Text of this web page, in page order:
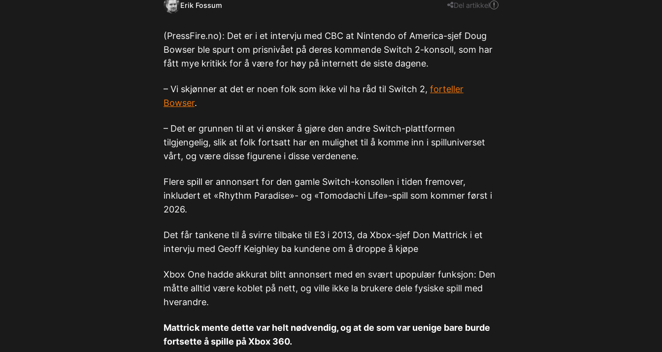
Erik Fossum Del artikkel
(PressFire.no): Det er i et intervju med CBC at Nintendo of America-sjef Doug
Bowser ble spurt om prisnivået på deres kommende Switch 2-konsoll, som har
fått mye kritikk for å være for høy på internett de siste dagene.
– Vi skjønner at det er noen folk som ikke vil ha råd til Switch 2, forteller
Bowser.
– Det er grunnen til at vi ønsker å gjøre den andre Switch-plattformen
tilgjengelig, slik at folk fortsatt har en mulighet til å komme inn i spilluniverset
vårt, og være disse figurene i disse verdenene.
Flere spill er annonsert for den gamle Switch-konsollen i tiden fremover,
inkludert et «Rhythm Paradise»- og «Tomodachi Life»-spill som kommer først i
2026.
Det får tankene til å svirre tilbake til E3 i 2013, da Xbox-sjef Don Mattrick i et
intervju med Geoff Keighley ba kundene om å droppe å kjøpe
Xbox One hadde akkurat blitt annonsert med en svært upopulær funksjon: Den
måtte alltid være koblet på nett, og ville ikke la brukere dele fysiske spill med
hverandre.
Mattrick mente dette var helt nødvendig, og at de som var uenige bare burde
fortsette å spille på Xbox 360.